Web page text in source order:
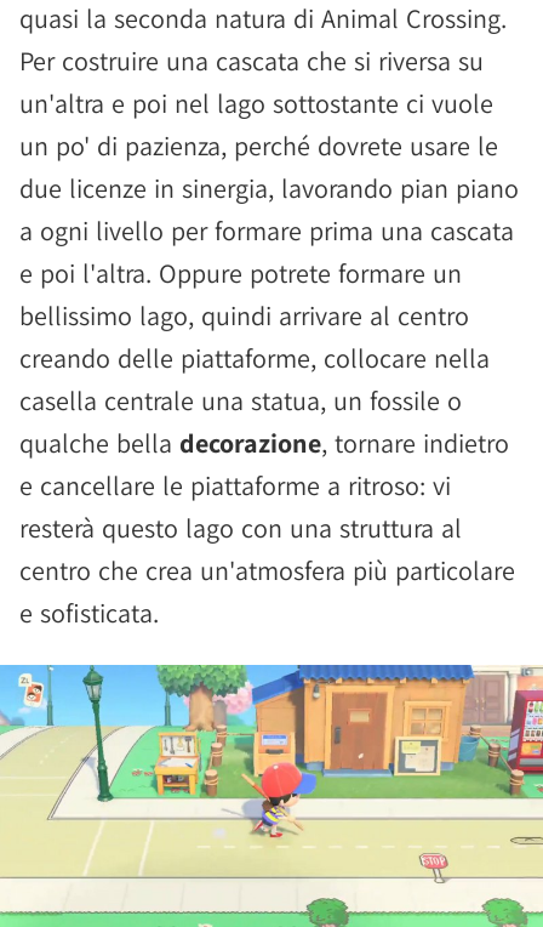
quasi la seconda natura di Animal Crossing.
Per costruire una cascata che si riversa su
un'altra e poi nel lago sottostante ci vuole
un po' di pazienza, perché dovrete usare le
due licenze in sinergia, lavorando pian piano
a ogni livello per formare prima una cascata
e poi l'altra. Oppure potrete formare un
bellissimo lago, quindi arrivare al centro
creando delle piattaforme, collocare nella
casella centrale una statua, un fossile o
qualche bella decorazione, tornare indietro
e cancellare le piattaforme a ritroso: vi
resterà questo lago con una struttura al
centro che crea un'atmosfera più particolare
e sofisticata.